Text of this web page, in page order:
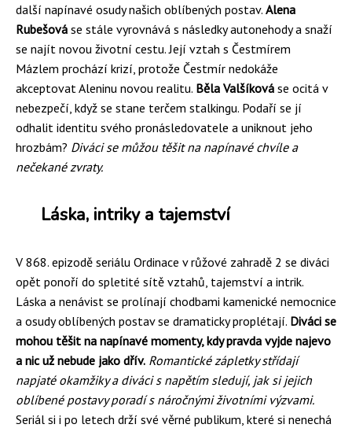
další napínavé osudy našich oblíbených postav. Alena
Rubešová se stále vyrovnává s následky autonehody a snaží
se najít novou životní cestu. Její vztah s Čestmírem
Mázlem prochází krizí, protože Čestmír nedokáže
akceptovat Aleninu novou realitu. Běla Valšíková se ocitá v
nebezpečí, když se stane terčem stalkingu. Podaří se jí
odhalit identitu svého pronásledovatele a uniknout jeho
hrozbám? Diváci se můžou těšit na napínavé chvíle a
nečekané zvraty.
Láska, intriky a tajemství
V 868. epizodě seriálu Ordinace v růžové zahradě 2 se diváci
opět ponoří do spletité sítě vztahů, tajemství a intrik.
Láska a nenávist se prolínají chodbami kamenické nemocnice
a osudy oblíbených postav se dramaticky proplétají. Diváci se
mohou těšit na napínavé momenty, kdy pravda vyjde najevo
a nic už nebude jako dřív. Romantické zápletky střídají
napjaté okamžiky a diváci s napětím sledují, jak si jejich
oblíbené postavy poradí s náročnými životními výzvami.
Seriál si i po letech drží své věrné publikum, které si nenechá